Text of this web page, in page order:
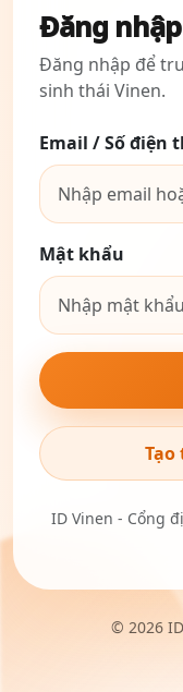
Đăng
Đăng nhập để
sinh thái Vinen.
Email / Số điện
Mật khẩu
Tạo
ID Vinen - Cổng
© 2026